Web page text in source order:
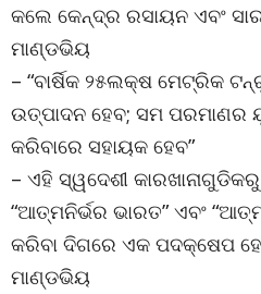
କଲେ କେନ୍ଦ୍ର ରସାୟନ ଏବଂ
ମାଣ୍ଡଭିୟ
– “ବାର୍ଷିକ ୨୫ଲକ୍ଷ ମେଟ୍ରିକ
ଉତ୍ପାଦନ ହେବ; ସମ ପରମାଣର
କରିବାରେ ସହାୟକ ହେବ”
– ଏହି ସ୍ୱଦେଶୀ
“ଆତ୍ମନିର୍ଭର ଭାରତ” ଏବଂ
କରିବା ଦିଗରେ ଏକ ପଦକ୍ଷେପ
ମାଣ୍ଡଭିୟ